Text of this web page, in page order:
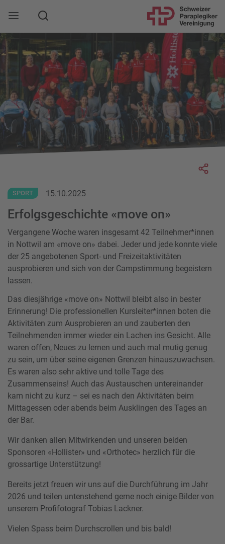
Mobile Navigation öffnen
Suche
SPORT 15.10.2025
Erfolgsgeschichte «move on»
Vergangene Woche waren insgesamt 42 Teilnehmer*innen
in Nottwil am «move on» dabei. Jeder und jede konnte viele
der 25 angebotenen Sport- und Freizeitaktivitäten
ausprobieren und sich von der Campstimmung begeistern
lassen.
Das diesjährige «move on» Nottwil bleibt also in bester
Erinnerung! Die professionellen Kursleiter*innen boten die
Aktivitäten zum Ausprobieren an und zauberten den
Teilnehmenden immer wieder ein Lachen ins Gesicht. Alle
waren offen, Neues zu lernen und auch mal mutig genug
zu sein, um über seine eigenen Grenzen hinauszuwachsen.
Es waren also sehr aktive und tolle Tage des
Zusammenseins! Auch das Austauschen untereinander
kam nicht zu kurz – sei es nach den Aktivitäten beim
Mittagessen oder abends beim Ausklingen des Tages an
der Bar.
Wir danken allen Mitwirkenden und unseren beiden
Sponsoren «Hollister» und «Orthotec» herzlich für die
grossartige Unterstützung!
Bereits jetzt freuen wir uns auf die Durchführung im Jahr
2026 und teilen untenstehend gerne noch einige Bilder von
unserem Profifotograf Tobias Lackner.
Vielen Spass beim Durchscrollen und bis bald!